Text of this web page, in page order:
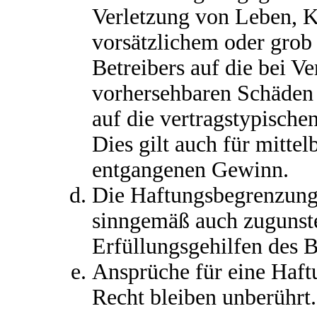
Verletzung von Leben,
vorsätzlichem oder
Betreibers auf die bei
vorhersehbaren
auf die
Dies gilt auch für
entgangenen Gewinn.
Die
sinngemäß auch
Erfüllungsgehilfen des
Ansprüche für eine
Recht bleiben unberührt.